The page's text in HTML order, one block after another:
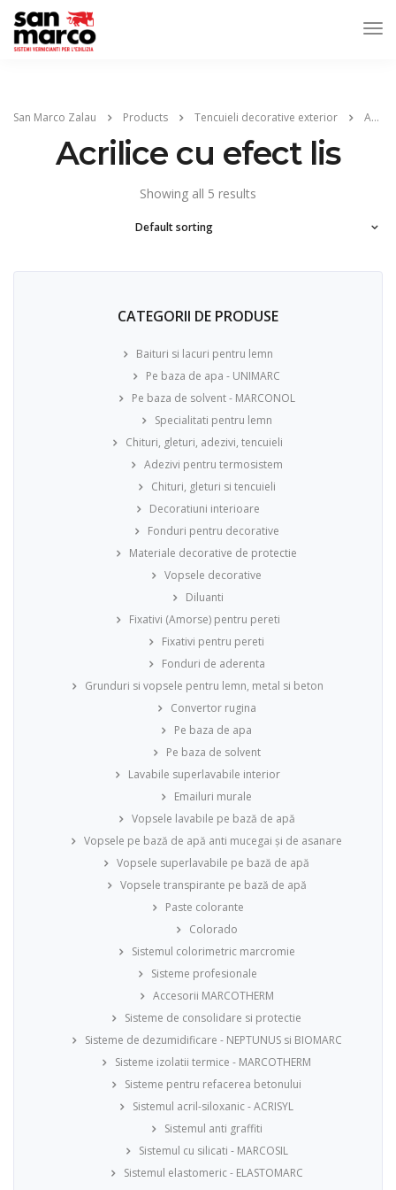
San Marco Zalau Products Tencuieli decorative exterior Acrilice cu efect lis
Acrilice cu efect lis
Showing all 5 results
CATEGORII DE PRODUSE
Baituri si lacuri pentru lemn
Pe baza de apa - UNIMARC
Pe baza de solvent - MARCONOL
Specialitati pentru lemn
Chituri, gleturi, adezivi, tencuieli
Adezivi pentru termosistem
Chituri, gleturi si tencuieli
Decoratiuni interioare
Fonduri pentru decorative
Materiale decorative de protectie
Vopsele decorative
Diluanti
Fixativi (Amorse) pentru pereti
Fixativi pentru pereti
Fonduri de aderenta
Grunduri si vopsele pentru lemn, metal si beton
Convertor rugina
Pe baza de apa
Pe baza de solvent
Lavabile superlavabile interior
Emailuri murale
Vopsele lavabile pe bază de apă
Vopsele pe bază de apă anti mucegai și de asanare
Vopsele superlavabile pe bază de apă
Vopsele transpirante pe bază de apă
Paste colorante
Colorado
Sistemul colorimetric marcromie
Sisteme profesionale
Accesorii MARCOTHERM
Sisteme de consolidare si protectie
Sisteme de dezumidificare - NEPTUNUS si BIOMARC
Sisteme izolatii termice - MARCOTHERM
Sisteme pentru refacerea betonului
Sistemul acril-siloxanic - ACRISYL
Sistemul anti graffiti
Sistemul cu silicati - MARCOSIL
Sistemul elastomeric - ELASTOMARC